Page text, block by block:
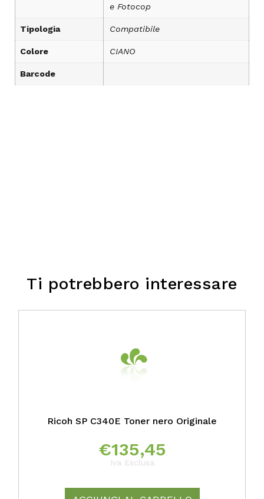
e Fotocop
Tipologia Compatibile
Colore CIANO
Barcode
Ti potrebbero interessare
Ricoh SP C340E Toner nero Originale
€135,45
Iva Esclusa